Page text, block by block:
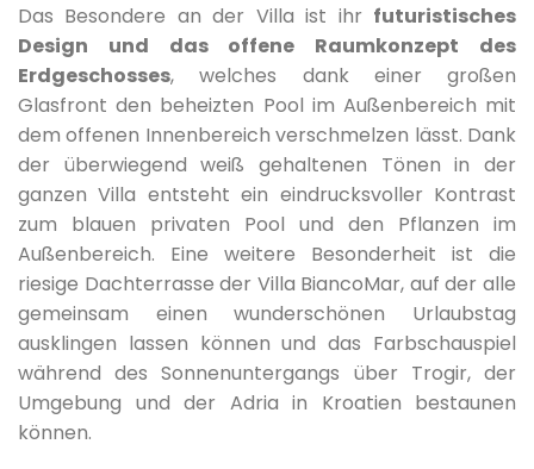
Das Besondere an der Villa ist ihr futuristisches
Design und das offene Raumkonzept des
Erdgeschosses, welches dank einer großen
Glasfront den beheizten Pool im Außenbereich mit
dem offenen Innenbereich verschmelzen lässt. Dank
der überwiegend weiß gehaltenen Tönen in der
ganzen Villa entsteht ein eindrucksvoller Kontrast
zum blauen privaten Pool und den Pflanzen im
Außenbereich. Eine weitere Besonderheit ist die
riesige Dachterrasse der Villa BiancoMar, auf der alle
gemeinsam einen wunderschönen Urlaubstag
ausklingen lassen können und das Farbschauspiel
während des Sonnenuntergangs über Trogir, der
Umgebung und der Adria in Kroatien bestaunen
können.